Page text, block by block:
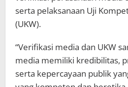
serta pelaksanaan Uji
(UKW).
“Verifikasi media dan UKW
media memiliki kredibilitas,
serta kepercayaan publik